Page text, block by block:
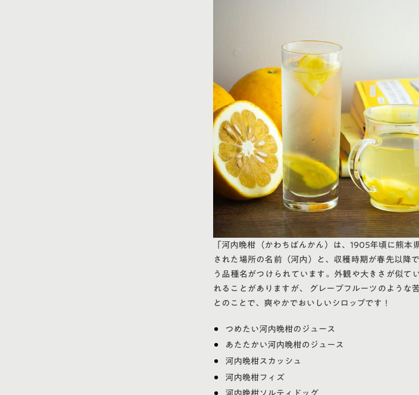
「河内晩柑（かわちばんかん）は、1905年頃に熊
された場所の名前（河内）と、収穫時期が春先以降
う品種名がつけられています。外観や大きさが似て
れることがありますが、 グレープフルーツのような
とのことで、爽やかでおいしいシロップです！
つめたい河内晩柑のジュース
あたたかい河内晩柑のジュース
河内晩柑スカッシュ
河内晩柑フィズ